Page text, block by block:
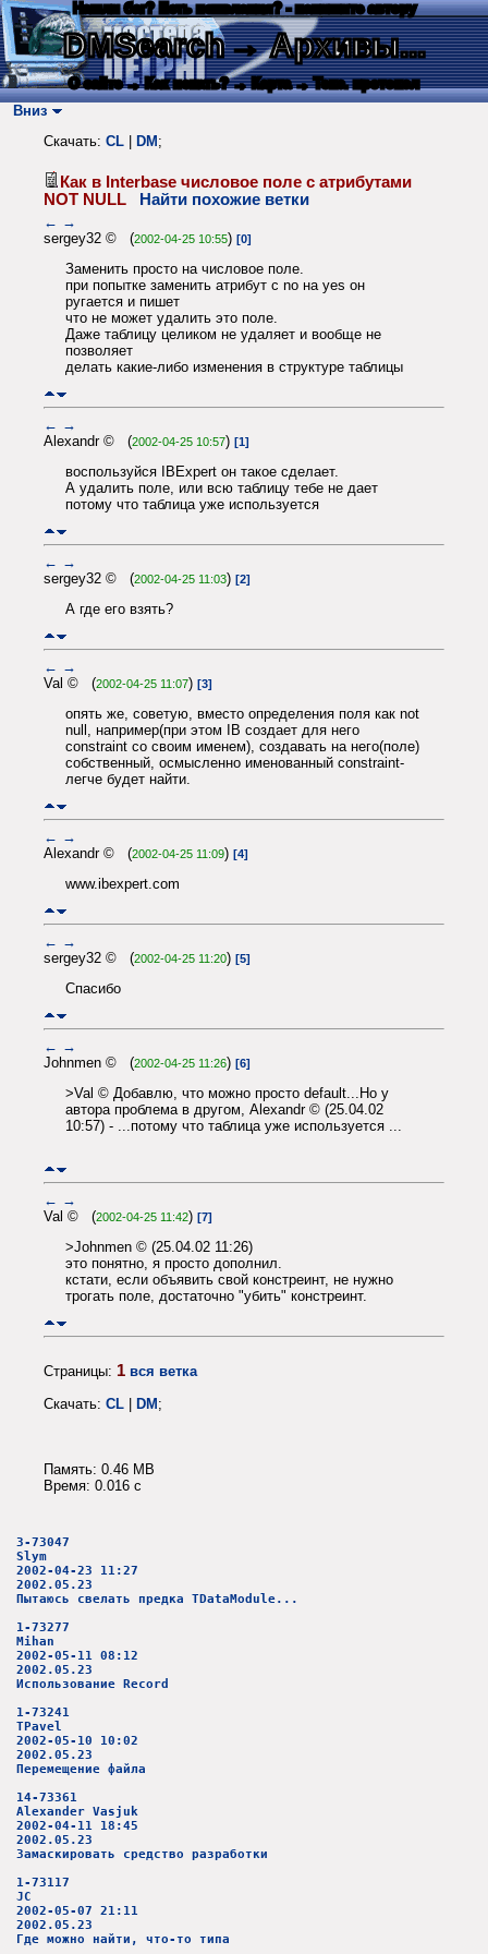
Нашли баг? Есть пожелания? - напишите автору
DMSearch→ Архивы...
О сайте → Как искать? → Карта → Текс. протокол
Вниз
Скачать: CL DM ;
Как в Interbase числовое поле с атрибутами
NOT NULL
Найти похожие ветки
← →
sergey32 © (2002-04-25 10:55) [0]
Заменить просто на числовое поле.
при попытке заменить атрибут с no на yes он
ругается и пишет
что не может удалить это поле.
Даже таблицу целиком не удаляет и вообще не
позволяет
делать какие-либо изменения в структуре таблицы
← →
Alexandr © (2002-04-25 10:57) [1]
воспользуйся IBExpert он такое сделает.
А удалить поле, или всю таблицу тебе не дает
потому что таблица уже используется
← →
sergey32 © (2002-04-25 11:03) [2]
А где его взять?
← →
Val © (2002-04-25 11:07) [3]
опять же, советую, вместо определения поля как not
null, например(при этом IB создает для него
constraint со своим именем), создавать на него(поле)
собственный, осмысленно именованный constraint-
легче будет найти.
← →
Alexandr © (2002-04-25 11:09) [4]
www.ibexpert.com
← →
sergey32 © (2002-04-25 11:20) [5]
Спасибо
← →
Johnmen © (2002-04-25 11:26) [6]
>Val © Добавлю, что можно просто default...Но у
автора проблема в другом, Alexandr © (25.04.02
10:57) - ...потому что таблица уже используется ...
← →
Val © (2002-04-25 11:42) [7]
>Johnmen © (25.04.02 11:26)
это понятно, я просто дополнил.
кстати, если объявить свой констреинт, не нужно
трогать поле, достаточно "убить" констреинт.
Страницы: 1 вся ветка
Скачать: CL | DM;
Память: 0.46 MB
Время: 0.016 c
3-73047
Slym
2002-04-23 11:27
2002.05.23
Пытаюсь свелать предка TDataModule...
1-73277
Mihan
2002-05-11 08:12
2002.05.23
Использование Record
1-73241
TPavel
2002-05-10 10:02
2002.05.23
Перемещение файла
14-73361
Alexander Vasjuk
2002-04-11 18:45
2002.05.23
Замаскировать средство разработки
1-73117
JC
2002-05-07 21:11
2002.05.23
Где можно найти, что-то типа